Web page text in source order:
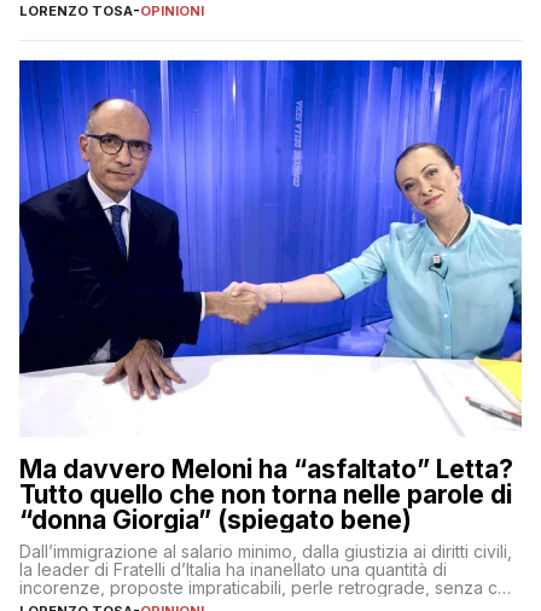
LORENZO TOSA-OPINIONI
Ma davvero Meloni ha “asfaltato” Letta?
Tutto quello che non torna nelle parole di
“donna Giorgia” (spiegato bene)
Dall’immigrazione al salario minimo, dalla giustizia ai diritti civili,
la leader di Fratelli d’Italia ha inanellato una quantità di
incorenze, proposte impraticabili, perle retrograde, senza che
nessuno – a destra come a sinistra – glielo abbia fatto notare